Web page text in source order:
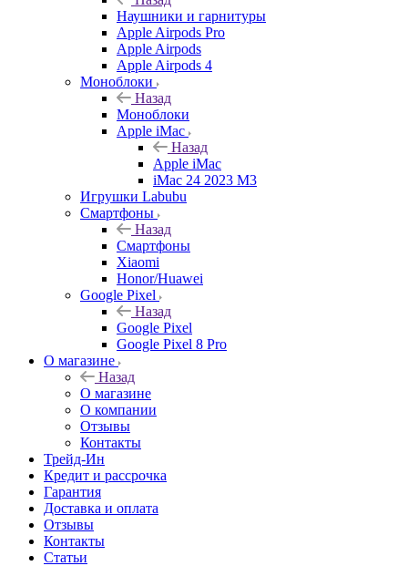
Наушники и гарнитуры
Apple Airpods Pro
Apple Airpods
Apple Airpods 4
Моноблоки
Назад
Моноблоки
Apple iMac
Назад
Apple iMac
iMac 24 2023 M3
Игрушки Labubu
Смартфоны
Назад
Смартфоны
Xiaomi
Honor/Huawei
Google Pixel
Назад
Google Pixel
Google Pixel 8 Pro
О магазине
Назад
О магазине
О компании
Отзывы
Контакты
Трейд-Ин
Кредит и рассрочка
Гарантия
Доставка и оплата
Отзывы
Контакты
Статьи